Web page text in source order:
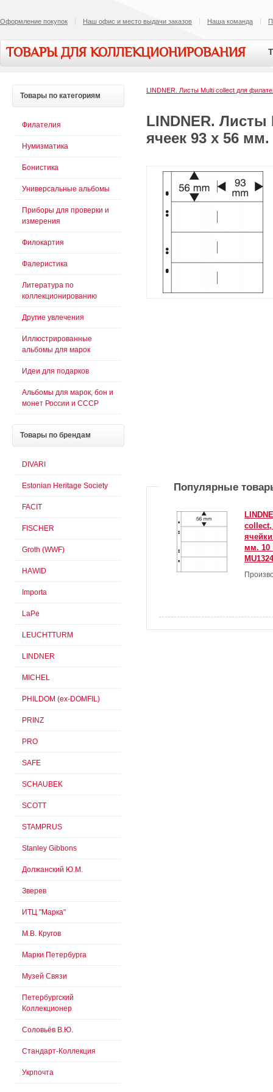
Оформление покупок Наш офис и место выдачи заказов Наша команда
ТОВАРЫ ДЛЯ КОЛЛЕКЦИОНИРОВАНИЯ
LINDNER. Листы Multi collect для
LINDNER.
ячеек 93 x 56
Популярные
мм. 10
MU1324
Товары по категориям
Филателия
Нумизматика
Бонистика
Универсальные альбомы
Приборы для проверки и
измерения
Филокартия
Фалеристика
Литература по
коллекционированию
Другие увлечения
Иллюстрированные
альбомы для марок
Идеи для подарков
Альбомы для марок, бон и
монет России и СССР
Товары по брендам
DIVARI
Estonian Heritage Society
FACIT
FISCHER
Groth (WWF)
HAWID
Importa
LaPe
LEUCHTTURM
LINDNER
MICHEL
PHILDOM (ex-DOMFIL)
PRINZ
PRO
SAFE
SCHAUBEK
SCOTT
STAMPRUS
Stanley Gibbons
Должанский Ю.М.
Зверев
ИТЦ "Марка"
М.В. Кругов
Марки Петербурга
Музей Связи
Петербургский
Коллекционер
Соловьёв В.Ю.
Стандарт-Коллекция
Укрпочта